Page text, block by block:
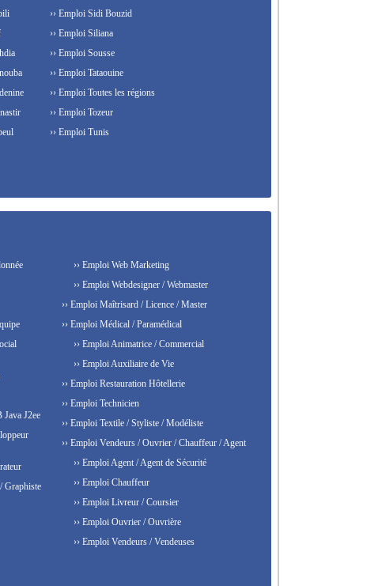
›› Emploi Sidi Bouzid
›› Emploi Siliana
›› Emploi Sousse
›› Emploi Tataouine
›› Emploi Toutes les régions
›› Emploi Tozeur
›› Emploi Tunis
J2ee
Graphiste
›› Emploi Web Marketing
›› Emploi Webdesigner / Webmaster
›› Emploi Maîtrisard / Licence / Master
›› Emploi Médical / Paramédical
›› Emploi Animatrice / Commercial
›› Emploi Auxiliaire de Vie
›› Emploi Restauration Hôtellerie
›› Emploi Technicien
›› Emploi Textile / Styliste / Modéliste
›› Emploi Vendeurs / Ouvrier / Chauffeur / Agent
›› Emploi Agent / Agent de Sécurité
›› Emploi Chauffeur
›› Emploi Livreur / Coursier
›› Emploi Ouvrier / Ouvrière
›› Emploi Vendeurs / Vendeuses